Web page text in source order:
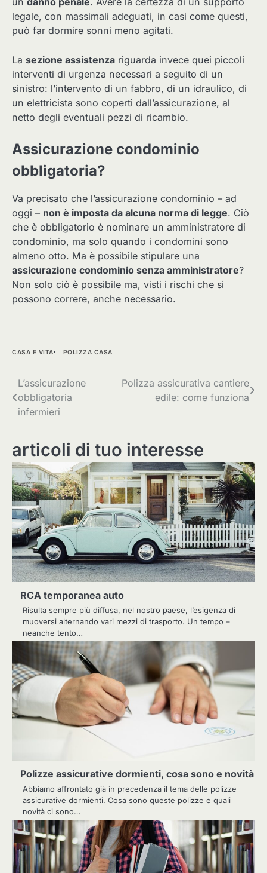
legale, con massimali adeguati, in casi come questi,
può far dormire sonni meno agitati.
La sezione assistenza riguarda invece quei piccoli
interventi di urgenza necessari a seguito di un
sinistro: l’intervento di un fabbro, di un idraulico, di
un elettricista sono coperti dall’assicurazione, al
netto degli eventuali pezzi di ricambio.
Assicurazione condominio
obbligatoria?
Va precisato che l’assicurazione condominio – ad
oggi – non è imposta da alcuna norma di legge. Ciò
che è obbligatorio è nominare un amministratore di
condominio, ma solo quando i condomini sono
almeno otto. Ma è possibile stipulare una
assicurazione condominio senza amministratore?
Non solo ciò è possibile ma, visti i rischi che si
possono correre, anche necessario.
CASA E VITA POLIZZA CASA
Navigazione
articoli
L’assicurazione
obbligatoria
infermieri
Polizza assicurativa cantiere
edile: come funziona
articoli di tuo interesse
RCA temporanea auto
Risulta sempre più diffusa, nel nostro paese, l’esigenza di
muoversi alternando vari mezzi di trasporto. Un tempo –
neanche tento…
Polizze assicurative dormienti, cosa sono e novità
Abbiamo affrontato già in precedenza il tema delle polizze
assicurative dormienti. Cosa sono queste polizze e quali
novità ci sono…